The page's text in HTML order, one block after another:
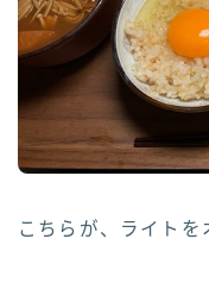
こちらが、ライトを